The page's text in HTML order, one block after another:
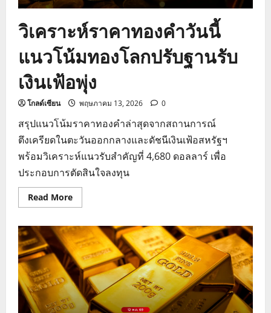
วิเคราะห์ราคาทองคำวันนี้
แนวโน้มทองโลกปรับฐานรับ
เงินเฟ้อพุ่ง
โกลด์เซียน พฤษภาคม 13, 2026 0
สรุปแนวโน้มราคาทองคำล่าสุดจากสถานการณ์
ตึงเครียดในตะวันออกกลางและดัชนีเงินเฟ้อสหรัฐฯ
พร้อมวิเคราะห์แนวรับสำคัญที่ 4,680 ดอลลาร์ เพื่อ
ประกอบการตัดสินใจลงทุน
Read MoreRead
more
ราคา
ทองคำ
วัน
นี้
แนว
โน้ม
ทอง
โลก
ปรับ
ฐาน